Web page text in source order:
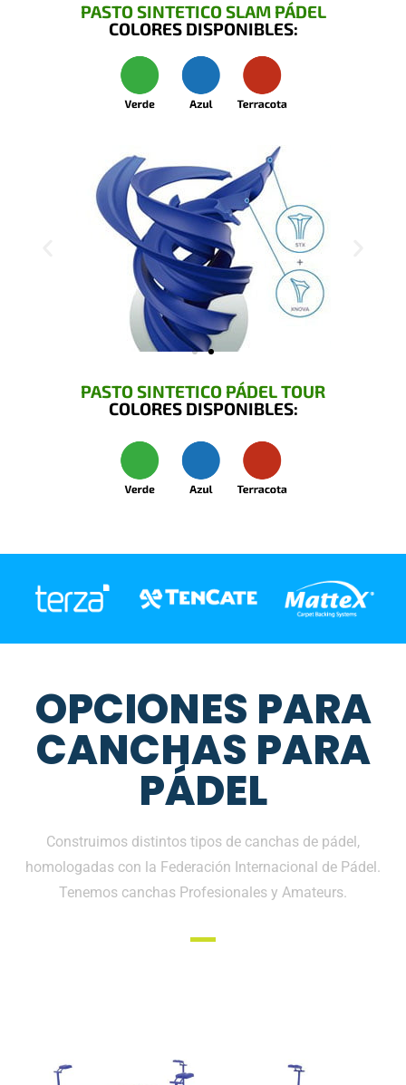
PASTO SINTETICO SLAM PÁDEL
COLORES DISPONIBLES:
PASTO SINTETICO PÁDEL TOUR
COLORES DISPONIBLES:
OPCIONES PARA
CANCHAS PARA
PÁDEL
Construimos distintos tipos de canchas de pádel,
homologadas con la Federación Internacional de Pádel.
Tenemos canchas Profesionales y Amateurs.